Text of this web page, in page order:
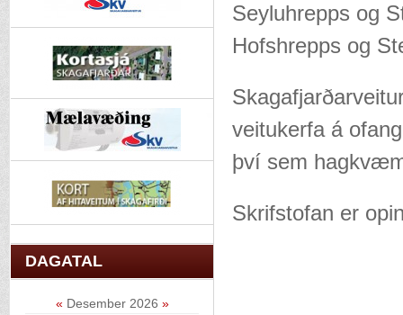
Seyluhrepps og
Hofshrepps og
veitukerfa á
því sem
Skrifstofan er
DAGATAL
« Desember 2026 »